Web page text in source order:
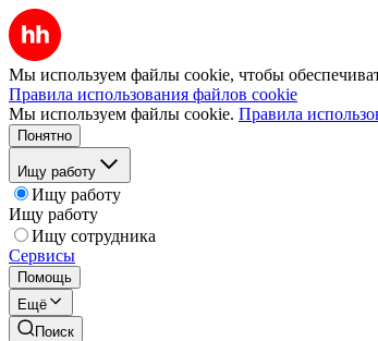
Мы используем файлы cookie, чтобы
Правила использования файлов cookie
Мы используем файлы cookie. Правила
Понятно
Ищу работу
Ищу работу
Ищу работу
Ищу сотрудника
Сервисы
Помощь
Ещё
Поиск